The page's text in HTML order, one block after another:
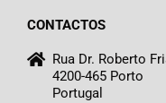
CONTACTOS
Rua Dr. Roberto
4200-465 Porto
Portugal